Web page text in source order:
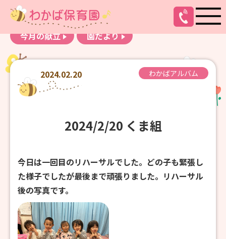
お知らせ
わかばアルバム
今月の献立
園だより
2024.02.20 わかばアルバム
2024/2/20 くま組
今日は一回目のリハーサルでした。どの子も緊張し
た様子でしたが最後まで頑張りました。リハーサル
後の写真です。